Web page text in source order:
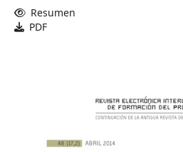
Resumen
PDF